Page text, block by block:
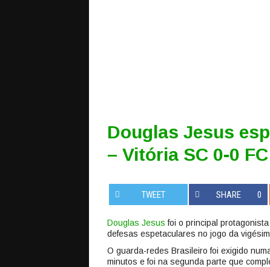
Douglas Jesus
– Vitória SC 0-0
TWEET SHARE 0
Douglas Jesus foi o principal
defesas espetaculares no jogo da
O guarda-redes Brasileiro foi exigido
minutos e foi na segunda parte que